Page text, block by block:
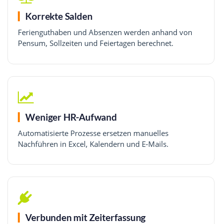
Korrekte Salden
Ferienguthaben und Absenzen werden anhand von
Pensum, Sollzeiten und Feiertagen berechnet.
Weniger HR-Aufwand
Automatisierte Prozesse ersetzen manuelles
Nachführen in Excel, Kalendern und E-Mails.
Verbunden mit Zeiterfassung